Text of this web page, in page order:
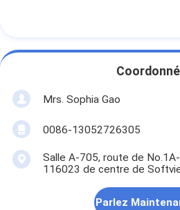
Mrs. Sophia Gao
0086-13052726305
Salle A-705, route de
116023 de centre de
Parlez